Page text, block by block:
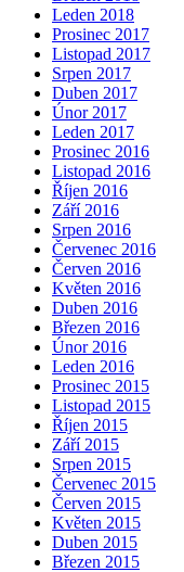
Leden 2018
Prosinec 2017
Listopad 2017
Srpen 2017
Duben 2017
Únor 2017
Leden 2017
Prosinec 2016
Listopad 2016
Říjen 2016
Září 2016
Srpen 2016
Červenec 2016
Červen 2016
Květen 2016
Duben 2016
Březen 2016
Únor 2016
Leden 2016
Prosinec 2015
Listopad 2015
Říjen 2015
Září 2015
Srpen 2015
Červenec 2015
Červen 2015
Květen 2015
Duben 2015
Březen 2015